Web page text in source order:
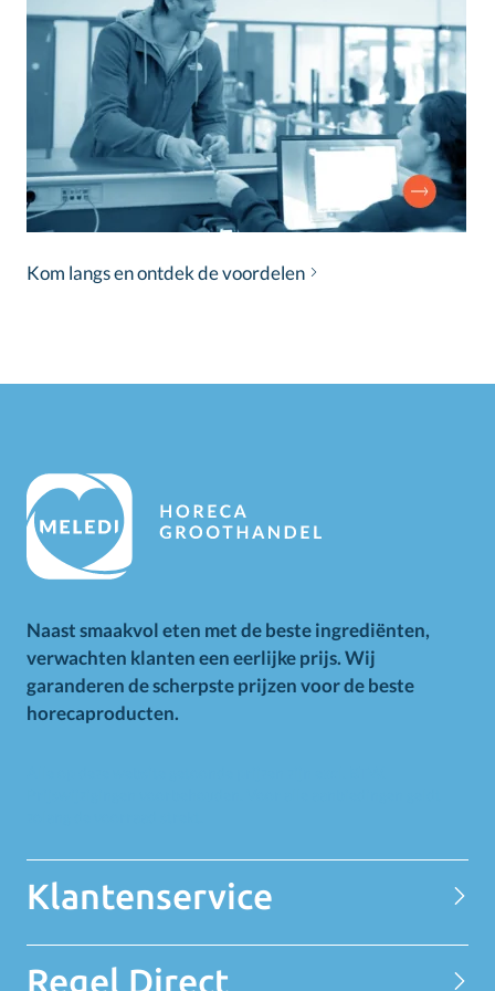
Kom langs en ontdek de voordelen
Naast smaakvol eten met de beste ingrediënten,
verwachten klanten een eerlijke prijs. Wij
garanderen de scherpste prijzen voor de beste
horecaproducten.
Klantenservice
Contact
Privacy Statement
Regel Direct